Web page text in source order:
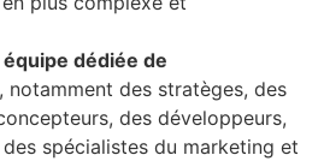
équipe dédiée de
, notamment des stratèges, des
des développeurs,
spécialistes du marketing et